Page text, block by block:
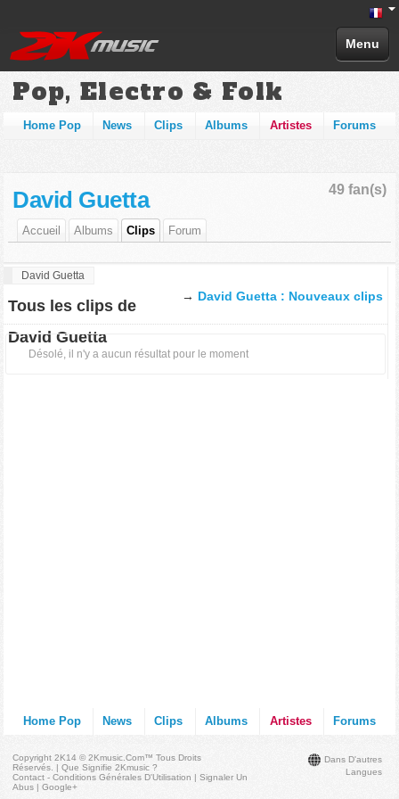
Menu
Pop, Electro & Folk
Home Pop News Clips Albums Artistes Forums
49 fan(s)
David Guetta
Accueil Albums Clips Forum
David Guetta
→ David Guetta : Nouveaux clips
Tous les clips de
David Guetta
Désolé, il n'y a aucun résultat pour le moment
Home Pop News Clips Albums Artistes Forums
Dans D'autres
Langues
Copyright 2K14 © 2Kmusic.com™Tous Droits
Réservés . |Que Signifie 2Kmusic ?
Contact - Conditions Générales D'Utilisation |Signaler Un
Abus |Google+